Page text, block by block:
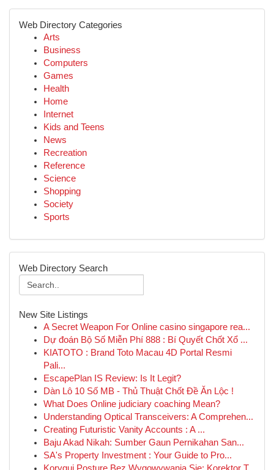
Web Directory Categories
Arts
Business
Computers
Games
Health
Home
Internet
Kids and Teens
News
Recreation
Reference
Science
Shopping
Society
Sports
Web Directory Search
New Site Listings
A Secret Weapon For Online casino singapore rea...
Dự đoán Bộ Số Miễn Phí 888 : Bí Quyết Chốt Xổ ...
KIATOTO : Brand Toto Macau 4D Portal Resmi
Pali...
EscapePlan IS Review: Is It Legit?
Dàn Lô 10 Số MB - Thủ Thuật Chốt Đề Ăn Lộc !
What Does Online judiciary coaching Mean?
Understanding Optical Transceivers: A Comprehen...
Creating Futuristic Vanity Accounts : A ...
Baju Akad Nikah: Sumber Gaun Pernikahan San...
SA's Property Investment : Your Guide to Pro...